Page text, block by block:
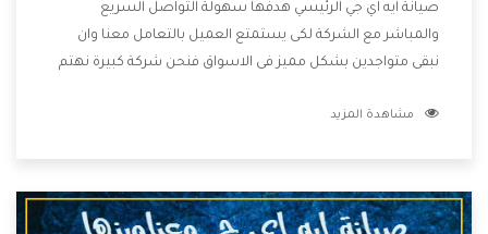
صيانة ايه اي جي الرئيسي هدفها سهولة التواصل السريع
والمباشر مع الشركة لكى يستمتع العميل بالتعامل معنا وان
نبقى متواجدين بشكل مميز فى الاسواق فنحن شركة كبيرة نهتم
الشركة بها والتى تكون منها خدمة الصيانة التى تكون من أهم
وأقوى الأسعار التى تكون مناسبة لكثير من العملاء
مشاهدة المزيد